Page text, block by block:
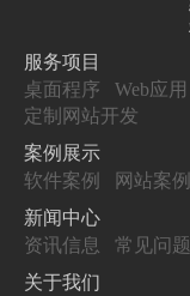
服务项目
桌面程序
Web应用
定制网站开发
案例展示
软件案例
网站案例
新闻中心
资讯信息
常见问题
关于我们